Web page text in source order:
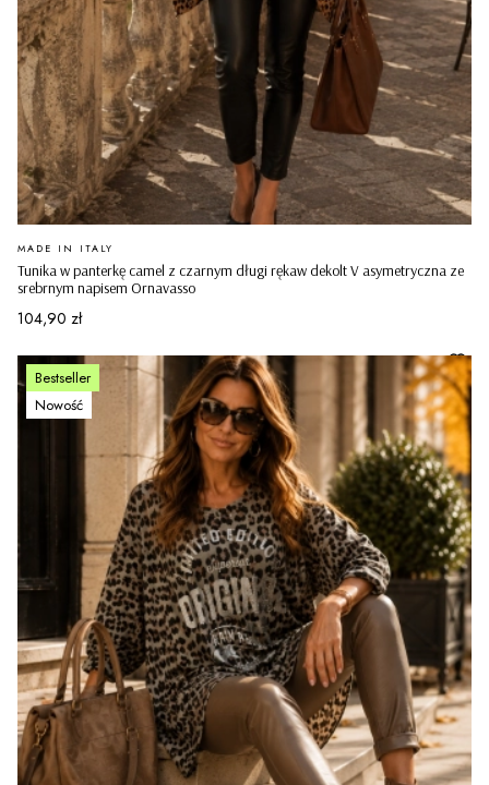
Tunika w panterkę camel z czarnym długi rękaw dekolt V asymetryczna ze
srebrnym napisem Ornavasso
PRODUCENT
MADE IN ITALY
Cena
104,90 zł
Bestseller
Nowość